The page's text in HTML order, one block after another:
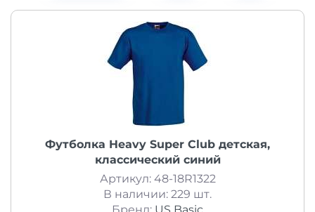
Футболка Heavy Super Club детская,
классический синий
Артикул: 48-18R1322
В наличии: 229 шт.